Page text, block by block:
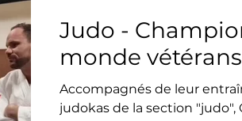
Judo -
monde
Accompagnés de leur
judokas de la section "judo",